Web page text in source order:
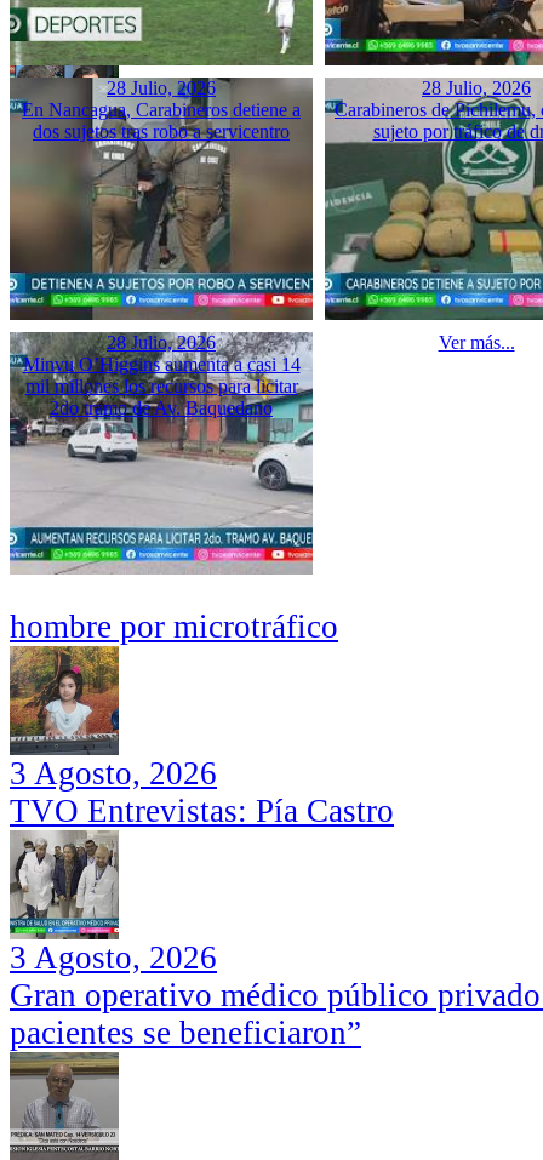
28 Julio, 2026
En Nancagua, Carabineros detiene a
dos sujetos tras robo a servicentro
28 Julio, 2026
Carabineros de Pichilemu,
sujeto por tráfico de
28 Julio, 2026
Minvu O’Higgins aumenta a casi 14
mil millones los recursos para licitar
2do tramo de Av. Baquedano
Ver más...
hombre por microtráfico
3 Agosto, 2026
TVO Entrevistas: Pía Castro
3 Agosto, 2026
Gran operativo médico público
pacientes se beneficiaron”